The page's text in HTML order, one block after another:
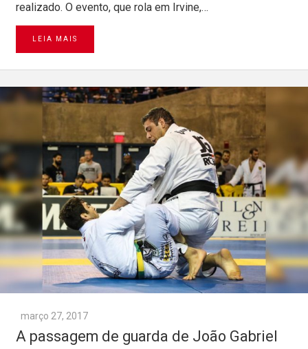
realizado. O evento, que rola em Irvine,…
LEIA MAIS
março 27, 2017
A passagem de guarda de João Gabriel